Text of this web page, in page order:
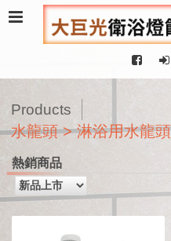
Products
水龍頭 > 淋浴用水龍
熱銷商品